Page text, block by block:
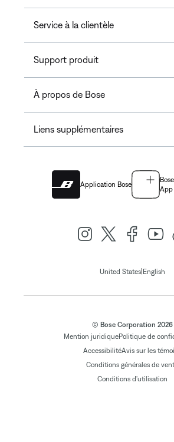
Service à la clientèle
Support produit
À propos de Bose
Liens supplémentaires
Application Bose
App
United States| English
© Bose Corporation 2026
Mention juridiquePolitique de
AccessibilitéAvis sur les
Conditions générales de
Conditions d'utilisation